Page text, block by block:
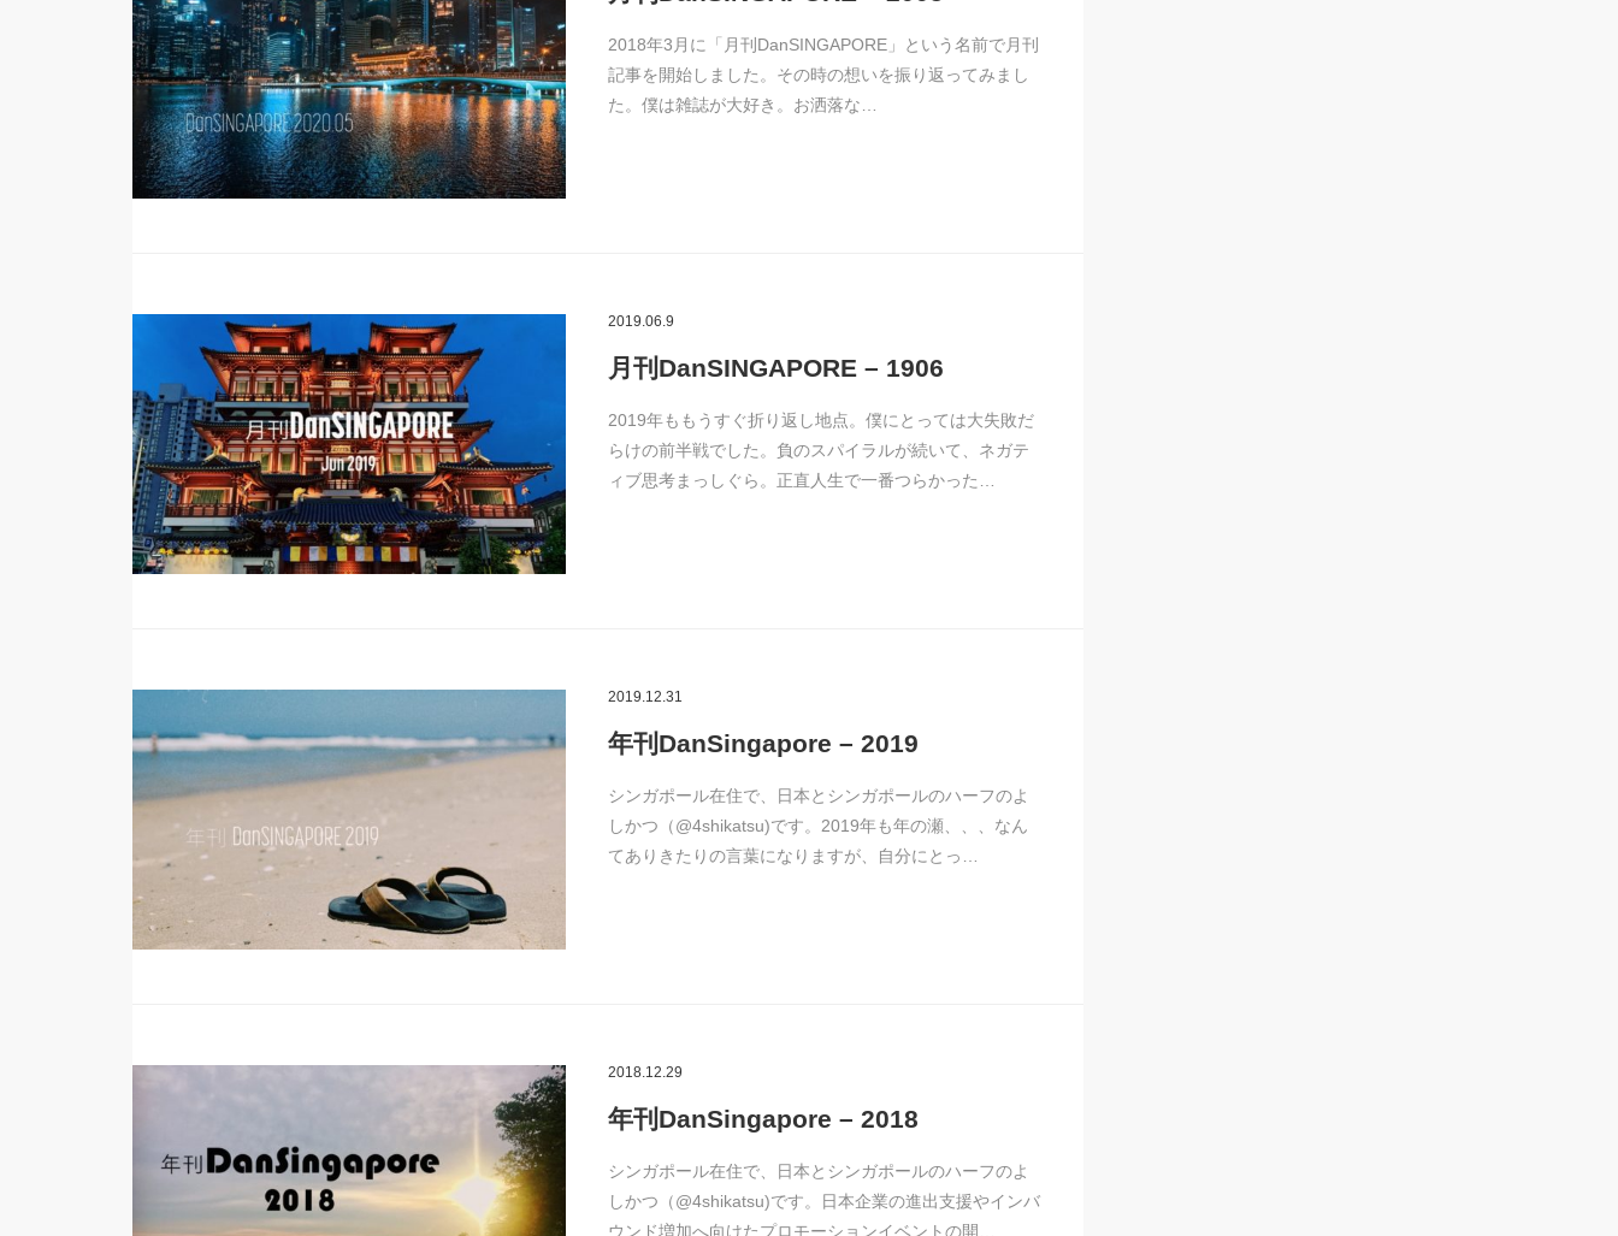
2018年3月に「月刊DanSINGAPORE」という名前で月刊
記事を開始しました。その時の想いを振り返ってみまし
た。僕は雑誌が大好き。お洒落な…
2019.06.9
月刊DanSINGAPORE – 1906
2019年ももうすぐ折り返し地点。僕にとっては大失敗だ
らけの前半戦でした。負のスパイラルが続いて、ネガテ
ィブ思考まっしぐら。正直人生で一番つらかった…
2019.12.31
年刊DanSingapore – 2019
シンガポール在住で、日本とシンガポールのハーフのよ
しかつ（@4shikatsu)です。2019年も年の瀬、、、なん
てありきたりの言葉になりますが、自分にとっ…
2018.12.29
年刊DanSingapore – 2018
シンガポール在住で、日本とシンガポールのハーフのよ
しかつ（@4shikatsu)です。日本企業の進出支援やインバ
ウンド増加へ向けたプロモーションイベントの開…